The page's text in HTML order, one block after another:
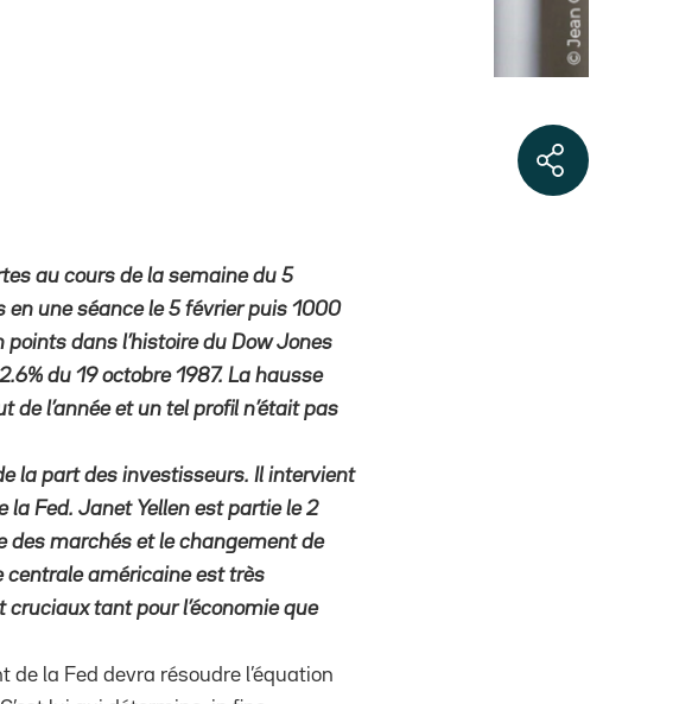
au cours de la semaine du 5
en une séance le 5 février puis 1000
dans l’histoire du Dow Jones
du 19 octobre 1987. La hausse
l’année et un tel profil n’était pas
la part des investisseurs. Il intervient
Fed. Janet Yellen est partie le 2
des marchés et le changement de
centrale américaine est très
tant pour l’économie que
de la Fed devra résoudre l’équation